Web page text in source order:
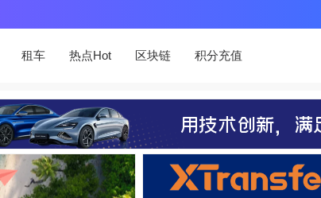
租车 热点Hot 区块链 积分充值